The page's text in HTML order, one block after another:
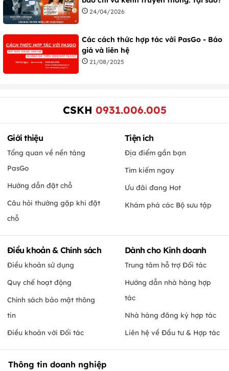
24/04/2026
Các cách thức hợp tác với PasGo - Báo
giá và liên hệ
21/08/2025
CSKH 0931.006.005
Giới thiệu
Tổng quan về nền tảng
PasGo
Hướng dẫn đặt chỗ
Câu hỏi thường gặp khi đặt
chỗ
Tiện ích
Địa điểm gần bạn
Tìm kiếm ngay
Ưu đãi đang Hot
Khám phá các Bộ sưu tập
Điều khoản & Chính sách
Điều khoản sử dụng
Quy chế hoạt động
Chính sách bảo mật thông
tin
Điều khoản với Đối tác
Dành cho Kinh doanh
Trung tâm hỗ trợ Đối tác
Hướng dẫn nhà hàng hợp
tác
Nhà hàng đăng ký hợp tác
Liên hệ về Đầu tư & Hợp tác
Thông tin doanh nghiệp